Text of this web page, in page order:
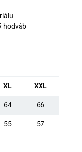
hodváb
XL XXL
64 66
55 57